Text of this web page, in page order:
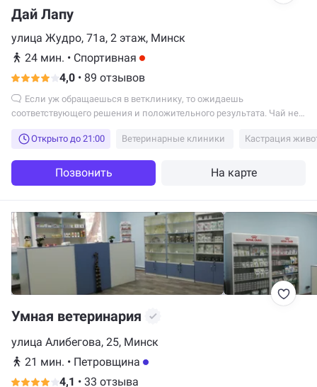
Дай Лапу
улица Жудро, 71а, 2 этаж, Минск
24 мин. • Спортивная
4,0 • 89 отзывов
соответствующего решения и положительного результата. Чай не
может для вас это не проблема, для других проблема.
Открыто до 21:00 Ветеринарные клиники Кастрация
Позвонить На карте
Умная ветеринария
улица Алибегова, 25, Минск
21 мин. • Петровщина
4,1 • 33 отзыва